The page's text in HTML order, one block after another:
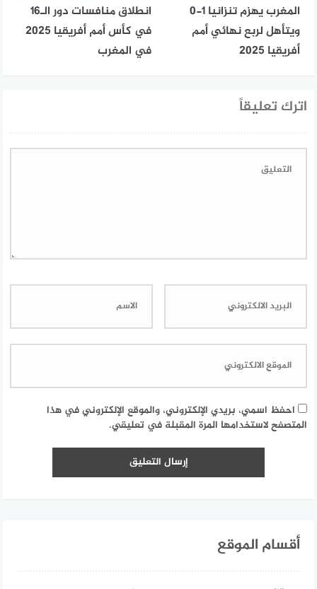
المغرب يهزم تنزانيا 1-0
ويتأهل لربع نهائي أمم
أفريقيا 2025
انطلاق منافسات دور الـ16
في كأس أمم أفريقيا 2025
في المغرب
اترك تعليقاً
احفظ اسمي، بريدي الإلكتروني، والموقع الإلكتروني في هذا
المتصفح لاستخدامها المرة المقبلة في تعليقي.
أقسام الموقع